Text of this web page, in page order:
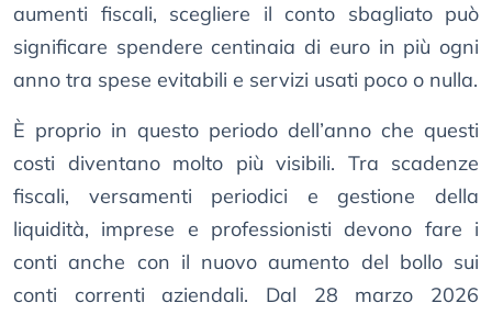
aumenti fiscali, scegliere il conto sbagliato può
significare spendere centinaia di euro in più ogni
anno tra spese evitabili e servizi usati poco o nulla.
È proprio in questo periodo dell’anno che questi
costi diventano molto più visibili. Tra scadenze
fiscali, versamenti periodici e gestione della
liquidità, imprese e professionisti devono fare i
conti anche con il nuovo aumento del bollo sui
conti correnti aziendali. Dal 28 marzo 2026